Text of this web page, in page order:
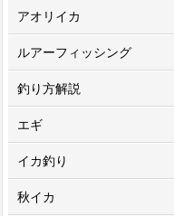
アオリイカ
ルアーフィッシング
釣り方解説
エギ
イカ釣り
秋イカ